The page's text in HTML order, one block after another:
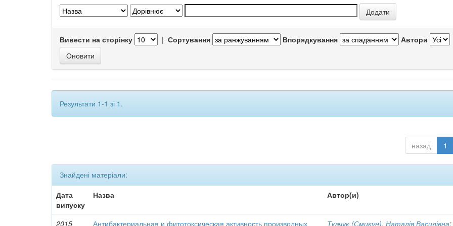
Вивести на сторінку | Сортування Впорядкування Автори
Результати 1-1 зі 1.
назад 1
Знайдені матеріали:
Дата
випуску
Назва Автор(и)
2015 Антибактериальная и фитотоксическая активность производных Ткачук (Смикун), Наталія Василівна;